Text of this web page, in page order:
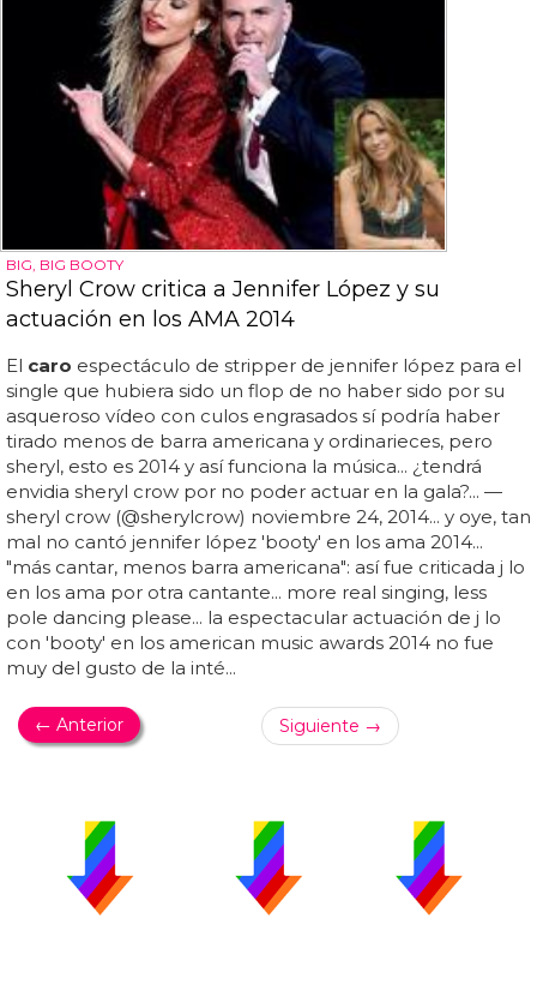
BIG, BIG BOOTY
Sheryl Crow critica a Jennifer López y su
actuación en los AMA 2014
El caro espectáculo de stripper de jennifer lópez para el
single que hubiera sido un flop de no haber sido por su
asqueroso vídeo con culos engrasados sí podría haber
tirado menos de barra americana y ordinarieces, pero
sheryl, esto es 2014 y así funciona la música... ¿tendrá
envidia sheryl crow por no poder actuar en la gala?... —
sheryl crow (@sherylcrow) noviembre 24, 2014... y oye, tan
mal no cantó jennifer lópez 'booty' en los ama 2014...
"más cantar, menos barra americana": así fue criticada j lo
en los ama por otra cantante... more real singing, less
pole dancing please... la espectacular actuación de j lo
con 'booty' en los american music awards 2014 no fue
muy del gusto de la inté...
← Anterior Siguiente →